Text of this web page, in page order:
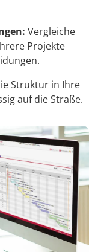
Vergleiche
Projekte
Struktur in Ihre
auf die Straße.